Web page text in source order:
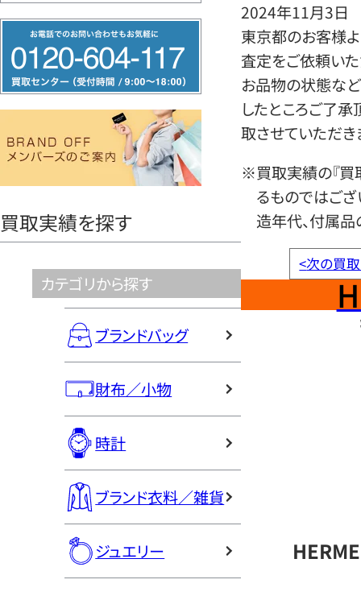
リ
ー
ヤ
買取実績を探す
カテゴリから探す
ブランドバッグ
財布／小物
時計
ブランド衣料／雑貨
ジュエリー
2024年11月3日
東京都のお客様
査定をご依頼いた
お品物の状態など
したところご了
取させていただき
※買取実績の『買
るものではござ
造年代、付属品
<次の買